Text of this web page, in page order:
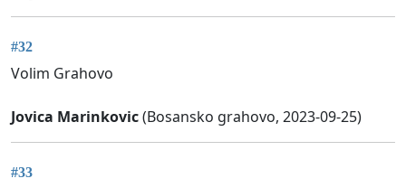
#32
Volim Grahovo
Jovica Marinkovic(Bosansko grahovo, 2023-09-25)
#33